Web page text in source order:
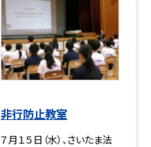
非行防止教室
７月１５日（水）、さいたま法